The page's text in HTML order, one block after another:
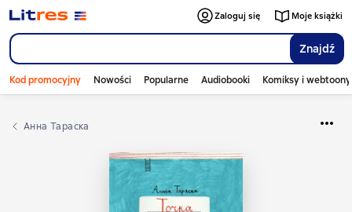
Znajdź
Zaloguj się Moje książki
Kod promocyjny Nowości Popularne Audiobooki Komiksy i webtoony
Анна Тараска